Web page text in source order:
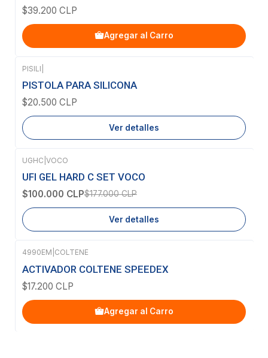
$39.200 CLP
Agregar al Carro
Agotado
PISILI
PISTOLA PARA SILICONA
$20.500 CLP
Ver detalles
-44% OFF
Agotado
UGHC VOCO
UFI GEL HARD C SET VOCO
$100.000 CLP$177.000 CLP
Ver detalles
4990EM COLTENE
ACTIVADOR COLTENE SPEEDEX
$17.200 CLP
Agregar al Carro